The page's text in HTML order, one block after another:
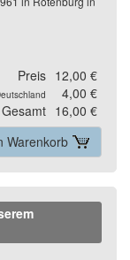
Preis 12,00 €
4,00 €
Gesamt 16,00 €
Warenkorb